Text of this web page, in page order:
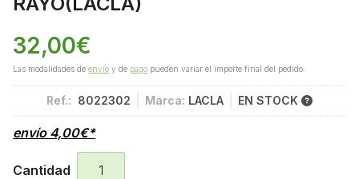
32,00€
Las modalidades de envío y de pago pueden variar el importe final del pedido.
Ref.: 8022302 Marca: LACLA EN STOCK
envío 4,00€*
Cantidad